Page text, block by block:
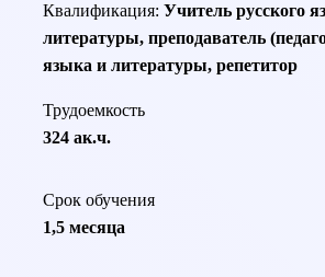
Квалификация: Учитель русского
литературы, преподаватель
языка и литературы, репетитор
Трудоемкость
324 ак.ч.
Срок обучения
1,5 месяца